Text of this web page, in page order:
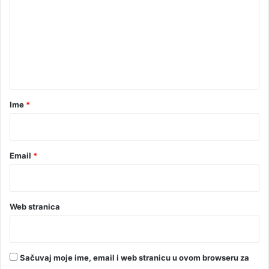
rIme *
Email *
Web stranica
Sačuvaj moje ime, email i web stranicu u ovom browseru za